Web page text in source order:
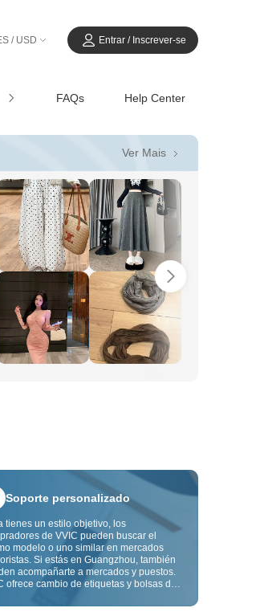
/ USD Entrar / Inscrever-se
FAQs Help Center
Ver Mais 
Soporte personalizado
tienes un estilo objetivo, los
de VVIC pueden buscar el
modelo o uno similar en mercados
Si estás en Guangzhou, también
acompañarte a mercados y puestos.
ofrece cambio de etiquetas y bolsas de
o muestra, para que tu compra sea